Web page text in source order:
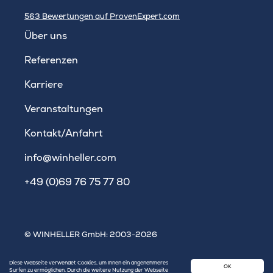
OK
Diese Webseite verwendet Cookies, um Ihnen ein angenehmeres
Surfen zu ermöglichen. Durch die weitere Nutzung der Webseite
563 Bewertungen auf ProvenExpert.com
Über uns
Referenzen
Karriere
Veranstaltungen
Kontakt/Anfahrt
info@winheller.com
+49 (0)69 76 75 77 80
© WINHELLER GmbH: 2003-2026